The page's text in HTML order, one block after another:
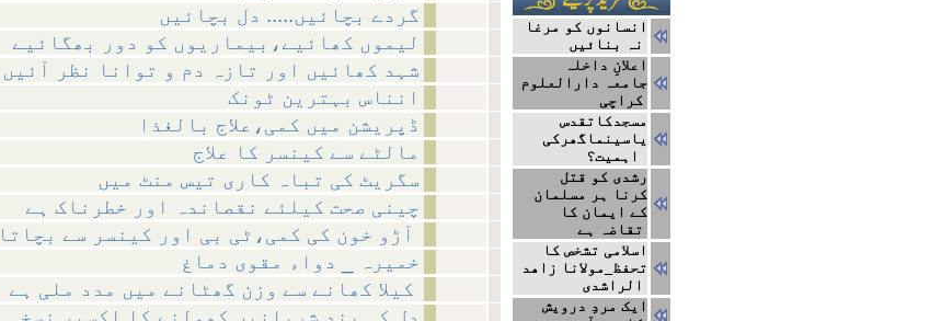
گردے بچائیں..... دل بچائیں
لیموں کھائیے،بیماریوں کو دور بھگائیے
شہد کھائیں اور تازہ دم و توانا نظر آئیں۔
انناس بہترین ٹونک
ڈپریشن میں کمی،علاج بالغذا
مالٹے سے کینسر کا علاج
سگریٹ کی تباہ کاری تیس منٹ میں
چینی صحت کیلئے نقصاندہ اور خطرناک ہے
خمیرہ _ دواء مقوی دماغ
دل کی بند شریانیں کھولنے کا اکسیر نسخہ
انسانوں کو مرغا
نہ بنائیں
اعلانِ داخلہ
جامعہ دارالعلوم
کراچی
مسجدکاتقدس
یاسینماگھرکی
رشدی کو قتل
کرنا ہر مسلمان
کے ایمان کا
تقاضہ ہے
اسلامی تشخص کا
تحفظ_مولانا زاھد
الراشدی
ایک مردِ درویش